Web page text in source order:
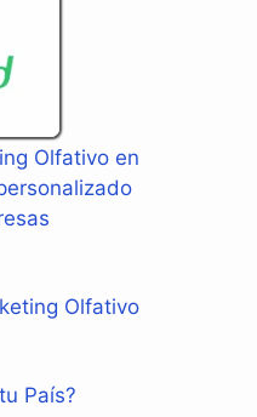
Olfativo en
Olfativo
País?